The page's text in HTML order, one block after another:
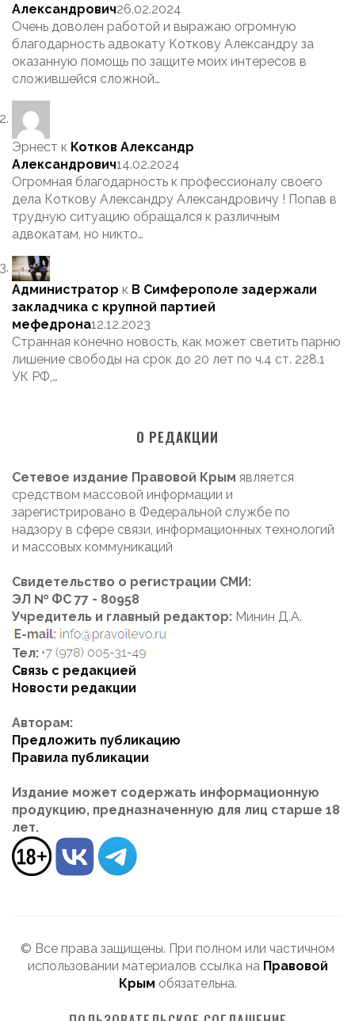
Александрович26.02.2024
Очень доволен работой и выражаю огромную
благодарность адвокату Коткову Александру за
оказанную помощь по защите моих интересов в
сложившейся сложной…
Эрнест к Котков Александр
Александрович14.02.2024
Огромная благодарность к профессионалу своего
дела Коткову Александру Александровичу ! Попав в
трудную ситуацию обращался к различным
адвокатам, но никто…
Администратор к В Симферополе задержали
закладчика с крупной партией
мефедрона12.12.2023
Странная конечно новость, как может светить парню
лишение свободы на срок до 20 лет по ч.4 ст. 228.1
УК РФ,…
О РЕДАКЦИИ
Сетевое издание Правовой Крым является
средством массовой информации и
зарегистрировано в Федеральной службе по
надзору в сфере связи, информационных технологий
и массовых коммуникаций
Свидетельство о регистрации СМИ:
ЭЛ № ФС 77 - 80958
Учредитель и главный редактор: Минин Д.А.
Тел:
Связь с редакцией
Новости редакции
Авторам:
Предложить публикацию
Правила публикации
Издание может содержать информационную
продукцию, предназначенную для лиц старше 18
лет.
© Все права защищены. При полном или частичном
использовании материалов ссылка на Правовой
Крым обязательна.